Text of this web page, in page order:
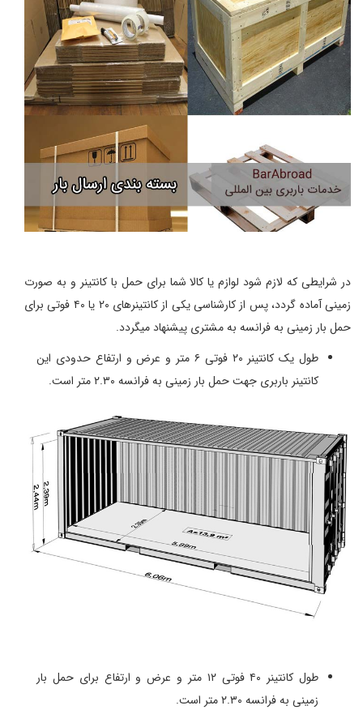
در شرایطی که لازم شود لوازم یا کالا شما برای حمل با کانتینر و به صورت
زمینی آماده گردد، پس از کارشناسی یکی از کانتینرهای ۲۰ یا ۴۰ فوتی برای
حمل بار زمینی به فرانسه به مشتری پیشنهاد میگردد.
طول یک کانتینر ۲۰ فوتی ۶ متر و عرض و ارتفاع حدودی این
کانتینر باربری جهت حمل بار زمینی به فرانسه ۲.۳۰ متر است.
طول کانتینر ۴۰ فوتی ۱۲ متر و عرض و ارتفاع برای حمل بار
زمینی به فرانسه ۲.۳۰ متر است.